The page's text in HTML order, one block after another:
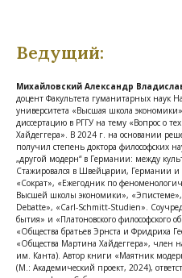
Ведущий:
Михайловский Александр
доцент Факультета гуманитарных наук
университета «Высшая школа
диссертацию в РГГУ на тему «Вопрос о
Хайдеггера». В 2024 г. на основании
получил степень доктора философских
„другой модерн“ в Германии: между
Стажировался в Швейцарии, Германии
«Сократ», «Ежегодник по
Высшей школы экономики»,
Debatte», «Сarl-Schmitt-Studien».
бытия» и «Платоновского философского
«Общества братьев Эрнста и Фридриха
«Общества Мартина Хайдеггера», член
им. Канта). Автор книги «Маятник
(М.: Академический проект, 2024),